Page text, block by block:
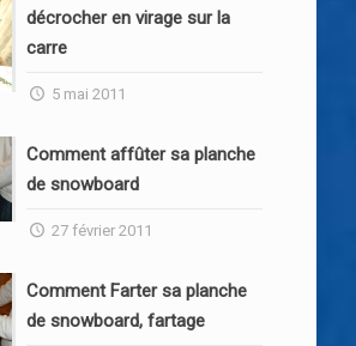
décrocher en virage sur la
carre
5 mai 2011
Comment affûter sa planche
de snowboard
27 février 2011
Comment Farter sa planche
de snowboard, fartage